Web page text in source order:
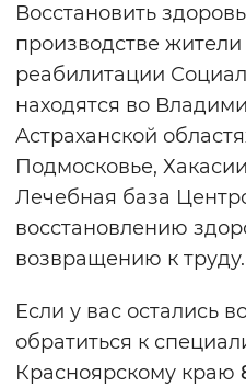
Восстановить
производстве жители
реабилитации
находятся во
Астраханской
Подмосковье,
Лечебная база
восстановлению
возвращению к труду.
Если у вас остались
обратиться к
Красноярскому краю